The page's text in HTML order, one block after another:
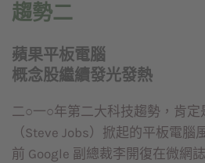
趨勢二
蘋果平板電腦
概念股繼續發光發熱
二○一○年第二大科技趨勢，肯
（Steve Jobs）掀起的平板電腦
前 Google 副總裁李開復在微網